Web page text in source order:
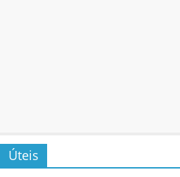
Úteis